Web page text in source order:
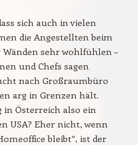
sich auch in vielen
die Angestellten beim
sehr wohlfühlen –
und Chefs sagen
nach Großraumbüro
arg in Grenzen hält.
in Österreich also ein
USA? Eher nicht, wenn
bleibt“, ist der